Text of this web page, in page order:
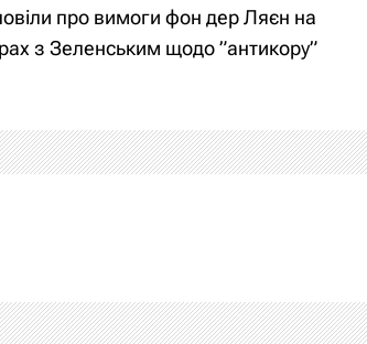
про вимоги фон дер Ляєн на
з Зеленським щодо ”антикору”